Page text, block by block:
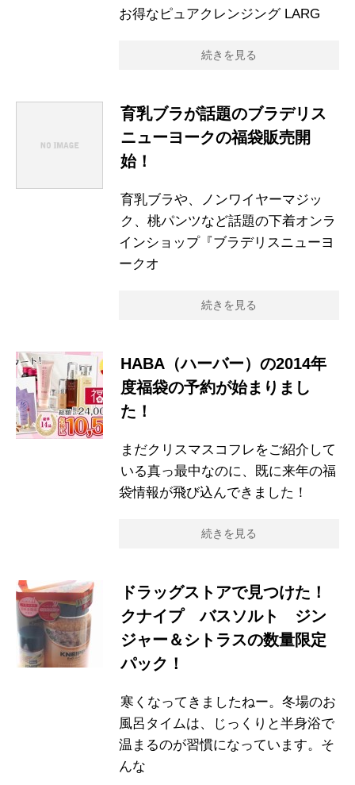
お得なピュアクレンジング LARG
続きを見る
育乳ブラが話題のブラデリス
ニューヨークの福袋販売開
始！
育乳ブラや、ノンワイヤーマジッ
ク、桃パンツなど話題の下着オンラ
インショップ『ブラデリスニューヨ
ークオ
続きを見る
HABA（ハーバー）の2014年
度福袋の予約が始まりまし
た！
まだクリスマスコフレをご紹介して
いる真っ最中なのに、既に来年の福
袋情報が飛び込んできました！
続きを見る
ドラッグストアで見つけた！
クナイプ バスソルト ジン
ジャー＆シトラスの数量限定
パック！
寒くなってきましたねー。冬場のお
風呂タイムは、じっくりと半身浴で
温まるのが習慣になっています。そ
んな